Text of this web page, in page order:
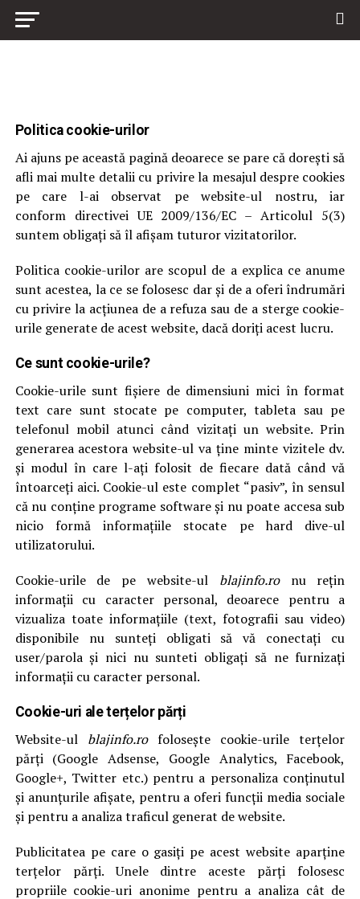
Politica cookie-urilor
Ai ajuns pe această pagină deoarece se pare că dorești să
afli mai multe detalii cu privire la mesajul despre cookies
pe care l-ai observat pe website-ul nostru, iar
conform directivei UE 2009/136/EC – Articolul 5(3)
suntem obligați să îl afișam tuturor vizitatorilor.
Politica cookie-urilor are scopul de a explica ce anume
sunt acestea, la ce se folosesc dar și de a oferi îndrumări
cu privire la acțiunea de a refuza sau de a sterge cookie-
urile generate de acest website, dacă doriți acest lucru.
Ce sunt cookie-urile?
Cookie-urile sunt fișiere de dimensiuni mici în format
text care sunt stocate pe computer, tableta sau pe
telefonul mobil atunci când vizitați un website. Prin
generarea acestora website-ul va ține minte vizitele dv.
și modul în care l-ați folosit de fiecare dată când vă
întoarceți aici. Cookie-ul este complet “pasiv”, în sensul
că nu conține programe software și nu poate accesa sub
nicio formă informațiile stocate pe hard dive-ul
utilizatorului.
Cookie-urile de pe website-ul blajinfo.ro nu rețin
informații cu caracter personal, deoarece pentru a
vizualiza toate informațiile (text, fotografii sau video)
disponibile nu sunteți obligati să vă conectați cu
user/parola și nici nu sunteti obligați să ne furnizați
informații cu caracter personal.
Cookie-uri ale terțelor părți
Website-ul blajinfo.ro folosește cookie-urile terțelor
părți (Google Adsense, Google Analytics, Facebook,
Google+, Twitter etc.) pentru a personaliza conținutul
și anunțurile afișate, pentru a oferi funcții media sociale
și pentru a analiza traficul generat de website.
Publicitatea pe care o gasiți pe acest website aparține
terțelor părți. Unele dintre aceste părți folosesc
propriile cookie-uri anonime pentru a analiza cât de